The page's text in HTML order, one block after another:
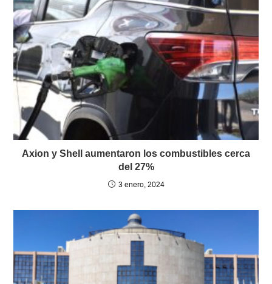
Axion y Shell aumentaron los combustibles cerca
del 27%
3 enero, 2024